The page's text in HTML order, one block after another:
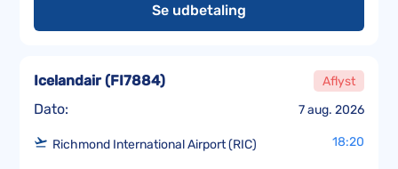
Se udbetaling
Dato: 7 aug. 2026
Icelandair(FI7884) Aflyst
Richmond International Airport (RIC) 18:20